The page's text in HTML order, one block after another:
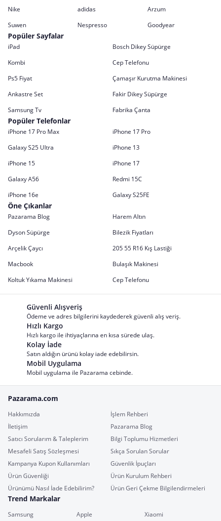
Nike adidas
Arzum
Suwen
Nespresso Goodyear
Popüler Sayfalar
iPad
Bosch Dikey Süpürge
Kombi
Cep Telefonu
Ps5 Fiyat
Çamaşır Kurutma Makinesi
Ankastre Set
Fakir Dikey Süpürge
Samsung Tv
Fabrika Çanta
Popüler Telefonlar
iPhone 17 Pro Max
iPhone 17 Pro
Galaxy S25 Ultra
iPhone 13
iPhone 15
iPhone 17
Galaxy A56
Redmi 15C
iPhone 16e
Galaxy S25FE
Öne Çıkanlar
Pazarama Blog
Harem Altın
Dyson Süpürge
Bilezik Fiyatları
Arçelik Çaycı
205 55 R16 Kış Lastiği
Macbook
Bulaşık Makinesi
Koltuk Yıkama Makinesi
Cep Telefonu
Güvenli Alışveriş
Ödeme ve adres bilgilerini kaydederek güvenli alış veriş.
Hızlı Kargo
Hızlı kargo ile ihtiyaçlarına en kısa sürede ulaş.
Kolay İade
Satın aldığın ürünü kolay iade edebilirsin.
Mobil Uygulama
Mobil uygulama ile Pazarama cebinde.
Pazarama.com
Hakkımızda
İşlem Rehberi
İletişim
Pazarama Blog
Satıcı Sorularım & Taleplerim
Bilgi Toplumu Hizmetleri
Mesafeli Satış Sözleşmesi
Sıkça Sorulan Sorular
Kampanya Kupon Kullanımları
Güvenlik İpuçları
Ürün Güvenliği
Ürün Kurulum Rehberi
Ürünümü Nasıl İade Edebilirim?
Ürün Geri Çekme Bilgilendirmeleri
Trend Markalar
Samsung Apple
Xiaomi